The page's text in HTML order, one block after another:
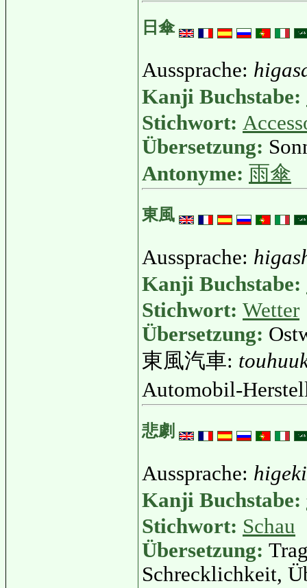
日傘
Aussprache:
Kanji Buchstabe:
Stichwort:
Übersetzung:
Antonyme: 雨傘
東風
Aussprache:
Kanji Buchstabe:
Stichwort: Wetter
Übersetzung:
東風汽車:
Automobil-
悲劇
Aussprache: higeki
Kanji Buchstabe:
Stichwort: Schau
Übersetzung:
Schrecklichkeit,